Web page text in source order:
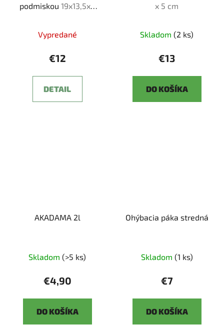
podmiskou 19x13,5x6
Vypredané
€12
DETAIL
x 5 cm
Skladom (2 ks)
€13
DO KOŠÍKA
AKADAMA 2l
Skladom (>5 ks)
€4,90
DO KOŠÍKA
Ohýbacia páka stredná
Skladom (1 ks)
€7
DO KOŠÍKA